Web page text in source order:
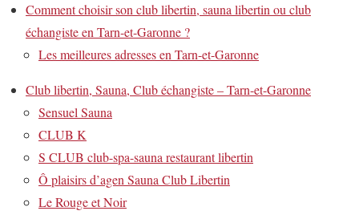
Comment choisir son club libertin, sauna libertin ou club
échangiste en Tarn-et-Garonne ?
Les meilleures adresses en Tarn-et-Garonne
Club libertin, Sauna, Club échangiste – Tarn-et-Garonne
Sensuel Sauna
CLUB K
S CLUB club-spa-sauna restaurant libertin
Ô plaisirs d’agen Sauna Club Libertin
Le Rouge et Noir